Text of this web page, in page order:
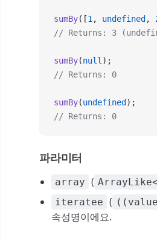
sumBy([1 , undefined ,
// Returns: 3
sumBy(null );
// Returns: 0
sumBy(undefined );
// Returns: 0
파라미터
array (
iteratee (
속성명이에요.